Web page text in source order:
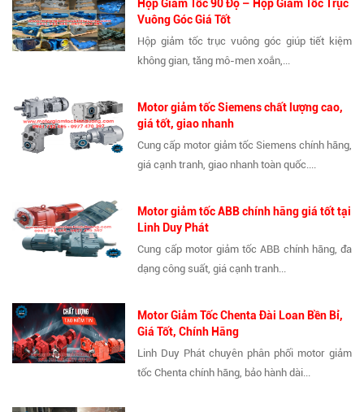
Hộp Giảm Tốc 90 Độ – Hộp Giảm Tốc Trục
Vuông Góc Giá Tốt
Hộp giảm tốc trục vuông góc giúp tiết kiệm
không gian, tăng mô-men xoắn,...
Motor giảm tốc Siemens chất lượng cao,
giá tốt, giao nhanh
Cung cấp motor giảm tốc Siemens chính hãng,
giá cạnh tranh, giao nhanh toàn quốc....
Motor giảm tốc ABB chính hãng giá tốt tại
Linh Duy Phát
Cung cấp motor giảm tốc ABB chính hãng, đa
dạng công suất, giá cạnh tranh...
Motor Giảm Tốc Chenta Đài Loan Bền Bỉ,
Giá Tốt, Chính Hãng
Linh Duy Phát chuyên phân phối motor giảm
tốc Chenta chính hãng, bảo hành dài...